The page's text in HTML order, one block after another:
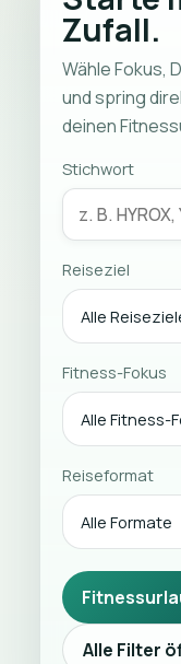
Zufall.
Wähle Fokus,
und spring
deinen
Stichwort
Reiseziel
Alle
Fitness-Fokus
Alle Fitness-
Reiseformat
Alle Formate
Alle Filter